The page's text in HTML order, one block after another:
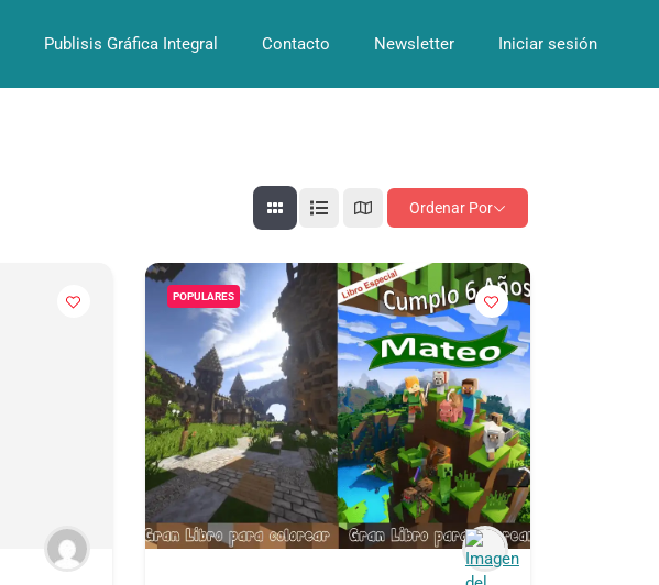
Publisis Gráfica Integral Contacto Newsletter Iniciar sesión
Ordenar Por
POPULARES